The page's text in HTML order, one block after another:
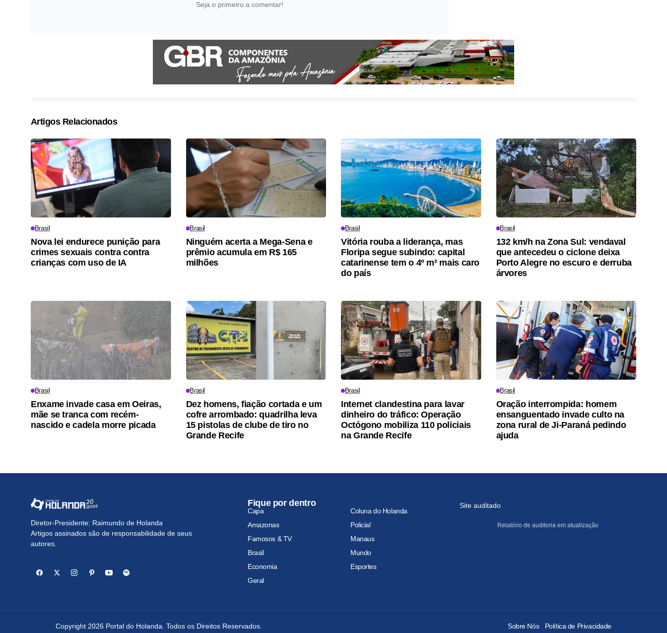
Seja o primeiro a comentar!
Artigos Relacionados
Brasil
Nova lei endurece punição para
crimes sexuais contra contra
crianças com uso de IA
Brasil
Ninguém acerta a Mega-Sena e
prêmio acumula em R$ 165
milhões
Brasil
Vitória rouba a liderança, mas
Floripa segue subindo: capital
catarinense tem o 4º m² mais caro
do país
Brasil
132 km/h na Zona Sul: vendaval
que antecedeu o ciclone deixa
Porto Alegre no escuro e derruba
árvores
Brasil
Enxame invade casa em Oeiras,
mãe se tranca com recém-
nascido e cadela morre picada
Brasil
Dez homens, fiação cortada e um
cofre arrombado: quadrilha leva
15 pistolas de clube de tiro no
Grande Recife
Brasil
Internet clandestina para lavar
dinheiro do tráfico: Operação
Octógono mobiliza 110 policiais
na Grande Recife
Brasil
Oração interrompida: homem
ensanguentado invade culto na
zona rural de Ji-Paraná pedindo
ajuda
Diretor-Presidente: Raimundo de Holanda
Artigos assinados são de responsabilidade de seus
autores.
Fique por dentro
Capa
Coluna do Holanda
Amazonas
Policial
Famosos & TV
Manaus
Brasil
Mundo
Economia
Esportes
Geral
Site auditado
Relatório de auditoria em atualização
Copyright 2026 Portal do Holanda. Todos os Direitos Reservados. Sobre Nós Política de Privacidade